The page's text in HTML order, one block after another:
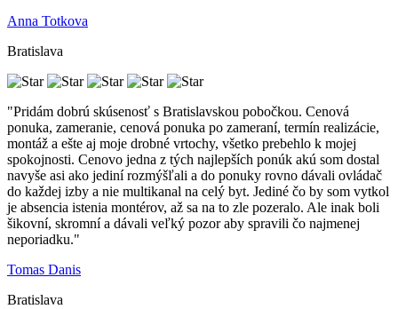
Anna Totkova
Bratislava
"Pridám dobrú skúsenosť s Bratislavskou pobočkou. Cenová
ponuka, zameranie, cenová ponuka po zameraní, termín realizácie,
montáž a ešte aj moje drobné vrtochy, všetko prebehlo k mojej
spokojnosti. Cenovo jedna z tých najlepších ponúk akú som dostal
navyše asi ako jediní rozmýšľali a do ponuky rovno dávali ovládač
do každej izby a nie multikanal na celý byt. Jediné čo by som vytkol
je absencia istenia montérov, až sa na to zle pozeralo. Ale inak boli
šikovní, skromní a dávali veľký pozor aby spravili čo najmenej
neporiadku."
Tomas Danis
Bratislava